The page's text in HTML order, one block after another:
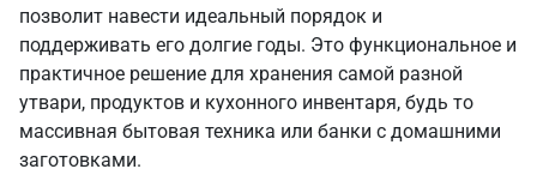
позволит навести идеальный порядок и
поддерживать его долгие годы. Это функциональное и
практичное решение для хранения самой разной
утвари, продуктов и кухонного инвентаря, будь то
массивная бытовая техника или банки с домашними
заготовками.